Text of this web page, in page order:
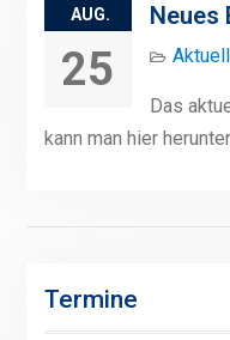
AUG.
25
Neues
Das
kann man hier
Termine